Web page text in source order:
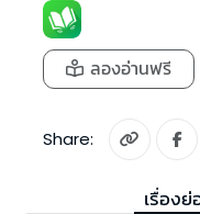
ลองอ่านฟรี
Share:
เรื่องย่